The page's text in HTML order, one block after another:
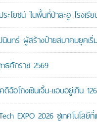
ยชน์ ในพื้นที่ป่าละอู โรงเรีย
ทร์ ผู้สร้างป้ายสมาคมยุคเ
ธศักราช 2569
อโกงเซินเจิ้น-แอบอยู่เกิน
EXPO 2026 ชูเทคโนโลยี